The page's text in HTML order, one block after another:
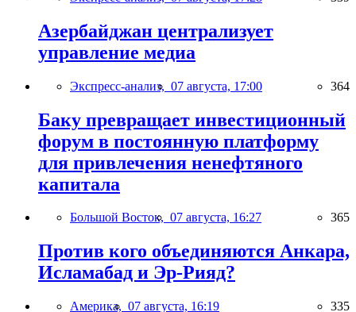
Азербайджан централизует
управление медиа
Экспресс-анализ, 07 августа, 17:00 364
Баку превращает инвестиционный
форум в постоянную платформу
для привлечения ненефтяного
капитала
Большой Восток, 07 августа, 16:27 365
Против кого объединяются Анкара,
Исламабад и Эр-Рияд?
Америка, 07 августа, 16:19 335